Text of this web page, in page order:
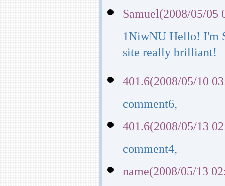
Samuel(2008/05/05
1NiwNU Hello! I'm
site really brilliant!
401.6(2008/05/10
comment6,
401.6(2008/05/13
comment4,
name(2008/05/13